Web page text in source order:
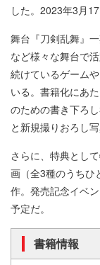
した。2023年3月
舞台『刀剣乱舞』
など様々な舞台で
続けているゲーム
いる。書籍化にあ
のための書き下ろ
と新規撮りおろし
さらに、特典とし
画（全3種のうちひ
作。発売記念イベ
予定だ。
書籍情報